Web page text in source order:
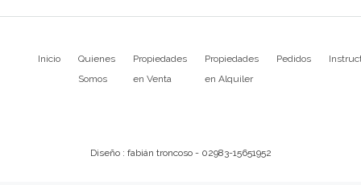
Inicio
Quienes
Somos
Propiedades
en Venta
Propiedades
en Alquiler
Pedidos
Diseño : fabián troncoso - 02983-15651952